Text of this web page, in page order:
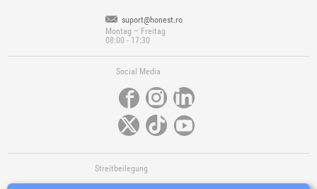
suport@honest.ro
Montag – Freitag
08:00 - 17:30
Social Media
Streitbeilegung